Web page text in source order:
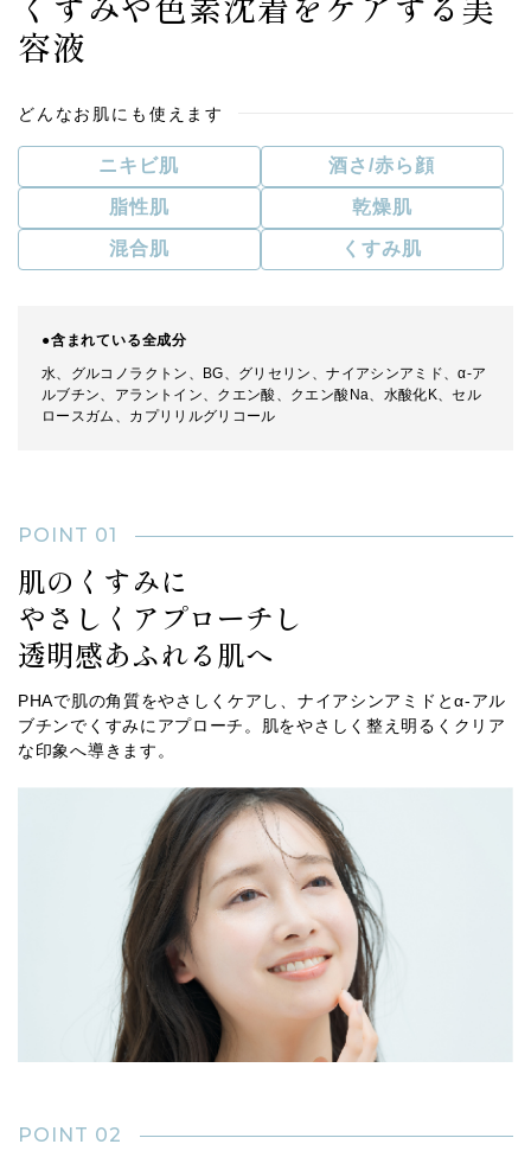
容液
どんなお肌にも使えます
ニキビ肌 酒さ/赤ら顔
脂性肌 乾燥肌
混合肌 くすみ肌
●含まれている全成分
水、グルコノラクトン、BG、グリセリン、ナイアシンアミド、α-ア
ルブチン、アラントイン、クエン酸、クエン酸Na、水酸化K、セル
ロースガム、カプリリルグリコール
POINT 01
肌のくすみに
やさしくアプローチし
透明感あふれる肌へ
PHAで肌の角質をやさしくケアし、ナイアシンアミドとα-アル
ブチンでくすみにアプローチ。肌をやさしく整え明るくクリア
な印象へ導きます。
POINT 02